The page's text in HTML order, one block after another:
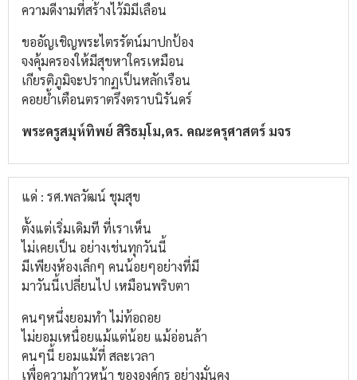
ความดีงามที่สร้างไว้มิมีเลือน
ขออัญเชิญพระไตรรัตน์มาปกป้อง
จงคุ้มครองให้มีสุขหาใครเหมือน
เกียรติภูมิจะปรากฏเป็นหลักเรือน
คอยย้ำเตือนตราตรึงตราบนิรันดร์
พระครูสมุห์ทิพย์ สิริธมฺโม,ดร. คณะครุศาสตร์ มจร
แด่ : รศ.พลวัฒน์ ชุมสุข
ตั้งแต่เริ่มเดิมที ที่เราเห็น
ไม่เคยเป็น อย่างเช่นทุกวันนี้
มีเพียงห้องเล็กๆ คนน้อยๆอย่างที่มี
มาวันนี้เปลี่ยนไป เหมือนพริบตา
คนๆหนึ่งยอมทำ ไม่ท้อถอย
ไม่ยอมเหนื่อยแม้แต่น้อย แม้อ่อนล้า
คนๆนี้ ยอมแม้ที่ สละเวลา
เพื่อความก้าวหน้า ขององค์กร อย่างมั่นคง